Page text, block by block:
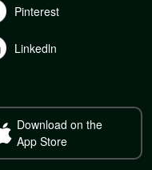
Pinterest
Linkedln
Download on the
App Store